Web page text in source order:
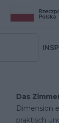
Das
Dimension
praktisch